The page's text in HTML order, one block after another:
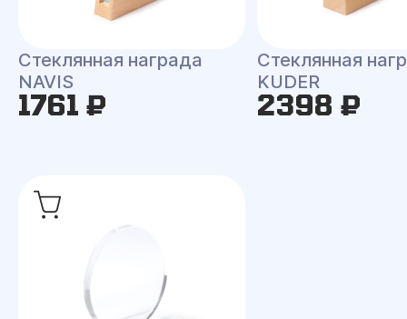
Стеклянная награда
NAVIS
1761 ₽
Стеклянная
KUDER
2398 ₽